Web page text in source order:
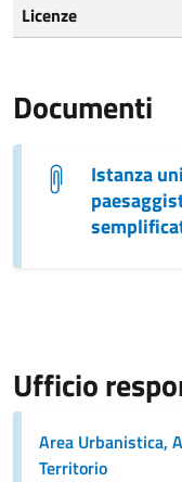
Licenze
Documenti
Istanza
Ufficio
Area Urbanistica,
Territorio